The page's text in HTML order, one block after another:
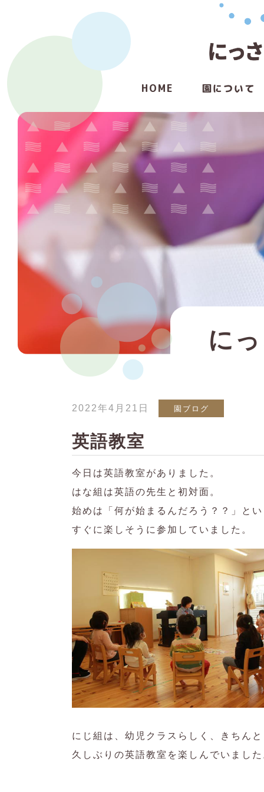
HOME 園について
に
2022年4月21日 園ブログ
英語教室
今日は英語教室がありました。
はな組は英語の先生と初対面。
始めは「何が始まるんだろう？？」と
すぐに楽しそうに参加していました。
にじ組は、幼児クラスらしく、きちんと
久しぶりの英語教室を楽しんでいました